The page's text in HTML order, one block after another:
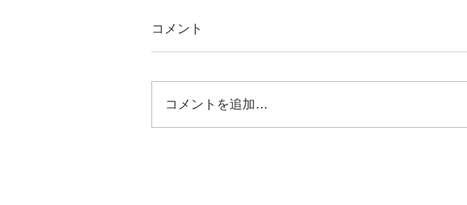
コメント
コメントを追加…